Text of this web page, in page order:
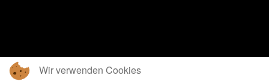
Wir verwenden Cookies